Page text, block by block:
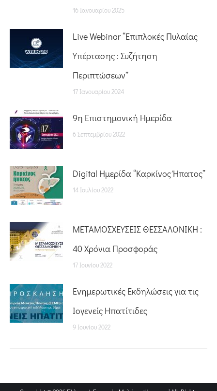
16 Ιανουαρίου 2025
Live Webinar “Επιπλοκές Πυλαίας
Υπέρτασης : Συζήτηση
Περιπτώσεων”
17 Ιανουαρίου 2024
9η Επιστημονική Ημερίδα
6 Σεπτεμβρίου 2022
Digital Ημερίδα “Καρκίνος Ήπατος”
14 Ιουλίου 2022
ΜΕΤΑΜΟΣΧΕΥΣΕΙΣ ΘΕΣΣΑΛΟΝΙΚΗ :
40 Χρόνια Προσφοράς
17 Ιουνίου 2022
Ενημερωτικές Εκδηλώσεις για τις
Ιογενείς Ηπατίτιδες
9 Ιουνίου 2022